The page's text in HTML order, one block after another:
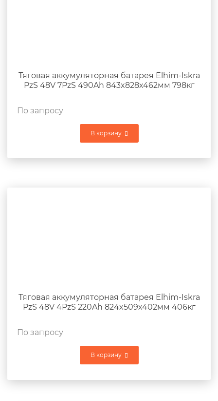
Тяговая аккумуляторная батарея Elhim-Iskra
PzS 48V 7PzS 490Ah 843x828x462мм 798кг
По запросу
В корзину
Тяговая аккумуляторная батарея Elhim-Iskra
PzS 48V 4PzS 220Ah 824x509x402мм 406кг
По запросу
В корзину